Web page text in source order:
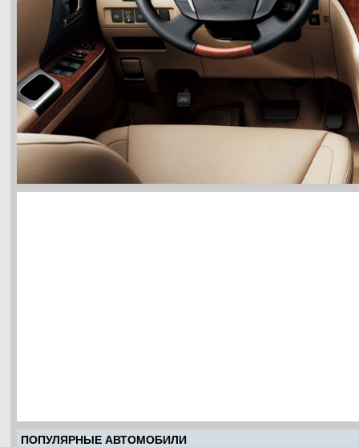
ПОПУЛЯРНЫЕ АВТОМОБИЛИ